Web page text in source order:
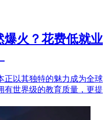
爆火？花费低就业
正以其独特的魅力成为全球
世界级的教育质量，更提